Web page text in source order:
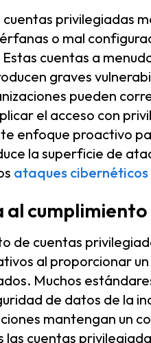
privilegiadas
o mal
cuentas a
graves
pueden
el acceso con
enfoque proactivo
la superficie de
ataques cibernéticos
al
de cuentas
al proporcionar
Muchos
de datos de la
mantengan un
cuentas